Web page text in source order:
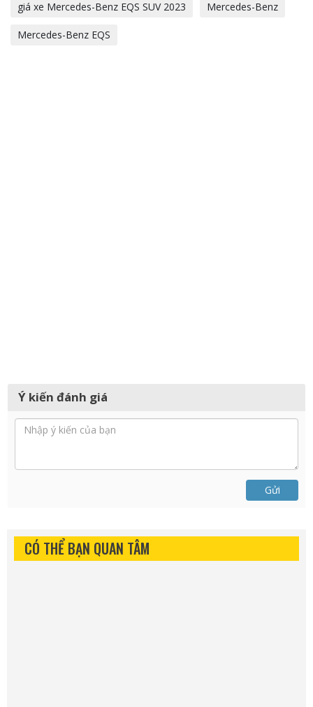
giá xe Mercedes-Benz EQS SUV 2023 Mercedes-Benz
Mercedes-Benz EQS
Ý kiến đánh giá
Gửi
CÓ THỂ BẠN QUAN TÂM